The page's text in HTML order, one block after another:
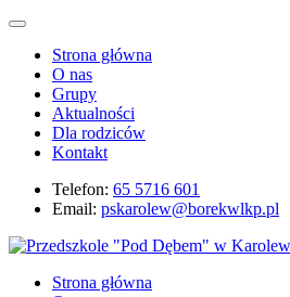
Strona główna
O nas
Grupy
Aktualności
Dla rodziców
Kontakt
Telefon: 65 5716 601
Email: pskarolew@borekwlkp.pl
Strona główna